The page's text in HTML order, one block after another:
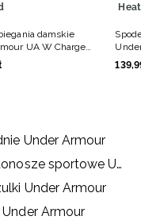
damskie
UA W Charged
Lng
139,
Under Armour
Biustonosze sportowe Under Armour
Under Armour
Armour